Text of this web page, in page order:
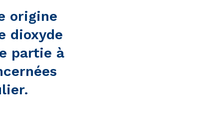
origine
dioxyde
partie à